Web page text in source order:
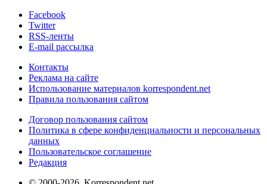
Facebook
Twitter
RSS-ленты
E-mail рассылка
Контакты
Реклама на сайте
Использование материалов korrespondent.net
Правила пользования сайтом
Договор пользования сайтом
Политика в сфере конфиденциальности и персональных
данных
Пользовательское соглашение
Редакция